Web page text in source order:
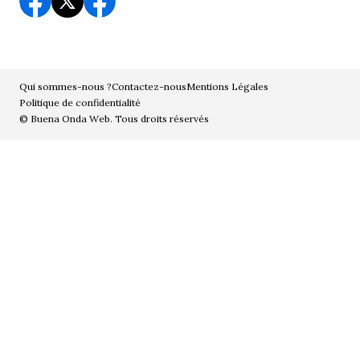
Qui sommes-nous ?Contactez-nousMentions Légales
Politique de confidentialité
© Buena Onda Web. Tous droits réservés